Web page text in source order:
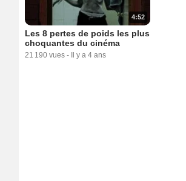
4:52
Les 8 pertes de poids les plus
choquantes du cinéma
21 190 vues - Il y a 4 ans